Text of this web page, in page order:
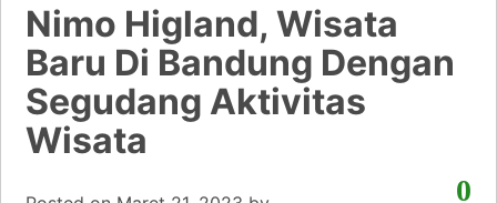
Nimo Higland, Wisata
Baru Di Bandung Dengan
Segudang Aktivitas
Wisata
0